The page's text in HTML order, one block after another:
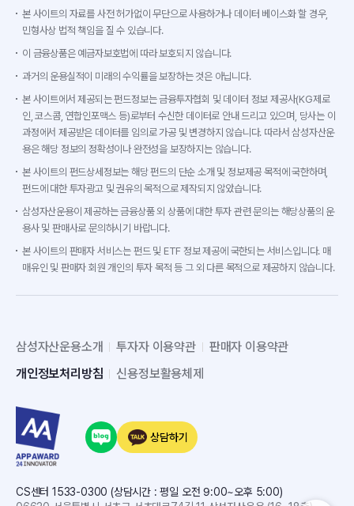
본 사이트의 자료를 사전 허가없이 무단으로 사용하거나 데이터 베이스화 할 경우,
민형사상 법적 책임을 질 수 있습니다.
이 금융상품은 예금자보호법에 따라 보호되지 않습니다.
과거의 운용실적이 미래의 수익률을 보장하는 것은 아닙니다.
본 사이트에서 제공되는 펀드정보는 금융투자협회 및 데이터 정보 제공사(KG제로
인, 코스콤, 연합인포맥스 등)로부터 수신한 데이터로 안내 드리고 있으며, 당사는 이
과정에서 제공받은 데이터를 임의로 가공 및 변경하지 않습니다. 따라서 삼성자산운
용은 해당 정보의 정확성이나 완전성을 보장하지는 않습니다.
본 사이트의 펀드상세정보는 해당 펀드의 단순 소개 및 정보제공 목적에 국한하며,
펀드에 대한 투자광고 및 권유의 목적으로 제작되지 않았습니다.
삼성자산운용이 제공하는 금융상품 외 상품에 대한 투자 관련 문의는 해당상품의 운
용사 및 판매사로 문의하시기 바랍니다.
본 사이트의 판매자 서비스는 펀드 및 ETF 정보 제공에 국한되는 서비스입니다. 매
매유인 및 판매자 회원 개인의 투자 목적 등 그 외 다른 목적으로 제공하지 않습니다.
삼성자산운용소개 투자자 이용약관
판매자 이용약관
개인정보처리방침
신용정보활용체제
상담하기
CS센터 1533-0300 (상담시간 : 평일 오전 9:00~오후 5:00)